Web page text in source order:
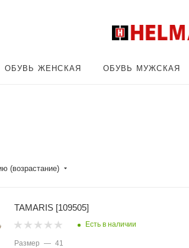
ОБУВЬ ЖЕНСКАЯ ОБУВЬ МУЖСКАЯ
(возрастание)
TAMARIS [109505]
Есть в наличии
Размер — 41